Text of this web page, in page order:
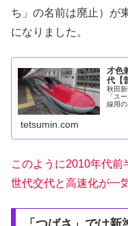
ち」の名前は廃止）が
になりました。
才色
代【
秋田
「ス
線用
tetsumin.com
このように2010年代
世代交代と高速化が一